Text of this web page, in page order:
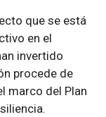
que se está
en el
invertido
procede de
marco del Plan